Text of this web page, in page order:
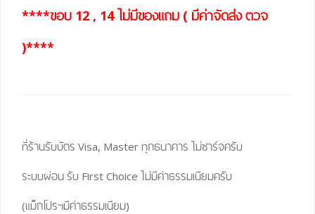
****ขอบ 12 , 14 ไม่มีของแถม ( มีค่าจัดส่ง ตวจ
)****
ที่ร้านรับบัตร Visa, Master ทุกธนาคาร ไม่ชาร์จครับ
ระบบผ่อน รับ First Choice ไม่มีค่าธรรมเนียมครับ
(แม็กโปรฯมีค่าธรรมเนียม)